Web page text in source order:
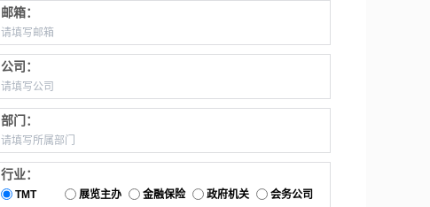
邮箱：
公司：
部门：
行业：
TMT 展览主办 金融保险 政府机关
会务公司